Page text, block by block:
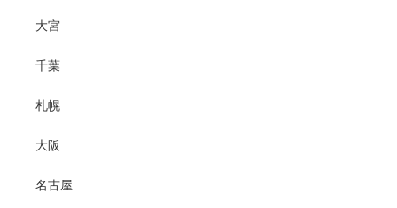
大宮
千葉
札幌
大阪
名古屋